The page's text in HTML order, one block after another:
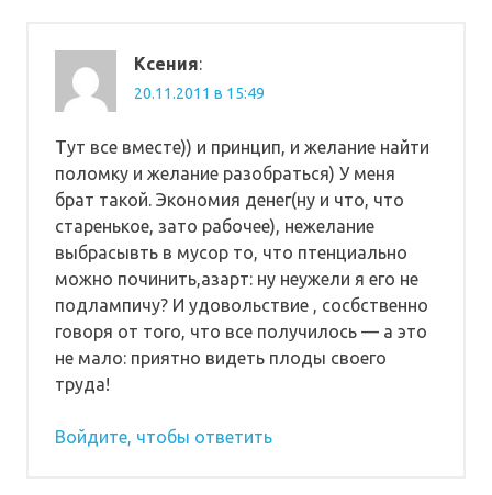
Ксения:
20.11.2011 в 15:49
Тут все вместе)) и принцип, и желание найти
поломку и желание разобраться) У меня
брат такой. Экономия денег(ну и что, что
старенькое, зато рабочее), нежелание
выбрасывть в мусор то, что птенциально
можно починить,азарт: ну неужели я его не
подлампичу? И удовольствие , сосбственно
говоря от того, что все получилось — а это
не мало: приятно видеть плоды своего
труда!
Войдите, чтобы ответить